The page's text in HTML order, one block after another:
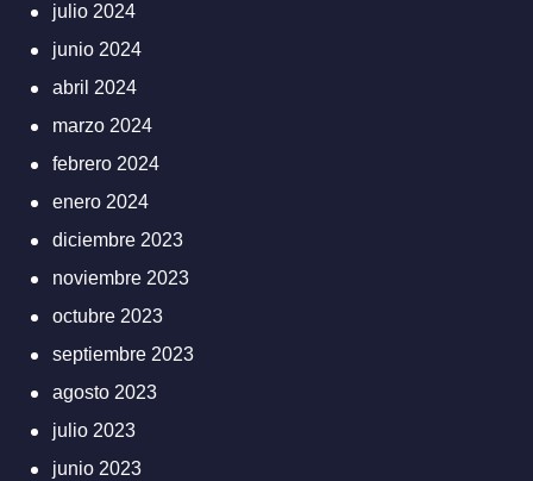
julio 2024
junio 2024
abril 2024
marzo 2024
febrero 2024
enero 2024
diciembre 2023
noviembre 2023
octubre 2023
septiembre 2023
agosto 2023
julio 2023
junio 2023